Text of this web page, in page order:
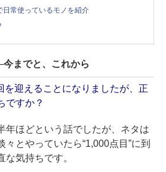
日常使っているモノを紹介
までと、これから
迎えることになりましたが、正
ですか？
年ほどという話でしたが、ネタは
とやっていたら“1,000点目”に到
気持ちです。